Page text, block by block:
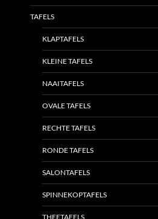
TAFELS
KLAPTAFELS
KLEINE TAFELS
NAAITAFELS
OVALE TAFELS
RECHTE TAFELS
RONDE TAFELS
SALONTAFELS
SPINNEKOPTAFELS
THEETAFELS